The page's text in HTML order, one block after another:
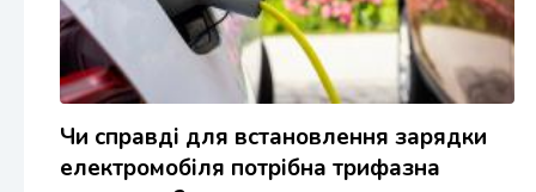
Чи справді для встановлення зарядки
електромобіля потрібна трифазна